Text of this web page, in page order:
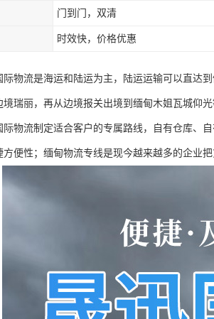
门到门，双清
时效快，价格优惠
际物流是海运和陆运为主，陆运运输可以直达
境瑞丽，再从边境报关出境到缅甸木姐瓦城仰
际物流制定适合客户的专属路线，自有仓库、
方便性；缅甸物流专线是现今越来越多的企业把